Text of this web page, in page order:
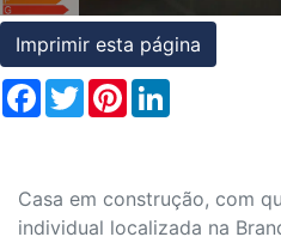
Imprimir esta página
Facebook
TwitterPinterest
Casa em construção, com
individual localizada na